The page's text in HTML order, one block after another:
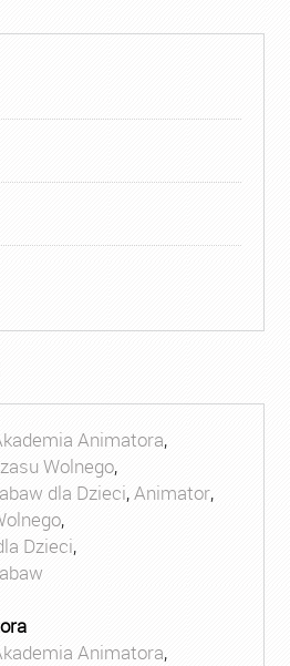
Animatora,
Wolnego,
dla Dzieci,Animator,
,
Dzieci,
Animatora,